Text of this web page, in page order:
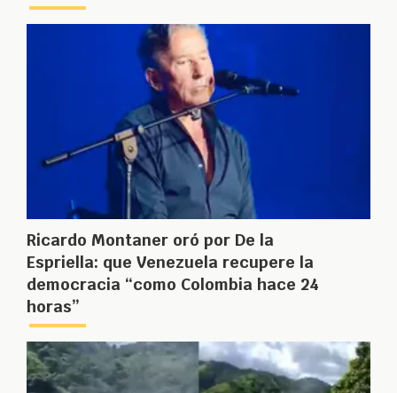
Ricardo Montaner oró por De la
Espriella: que Venezuela recupere la
democracia “como Colombia hace 24
horas”